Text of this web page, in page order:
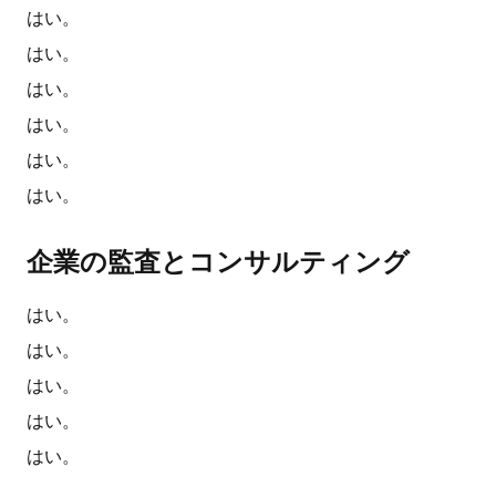
はい。
はい。
はい。
はい。
はい。
はい。
企業の監査とコンサルティング
はい。
はい。
はい。
はい。
はい。